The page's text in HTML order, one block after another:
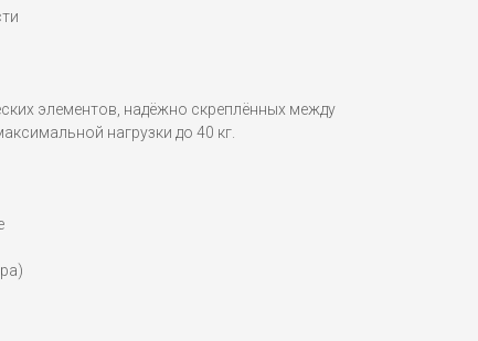
элементов, надёжно скреплённых между
нагрузки до 40 кг.